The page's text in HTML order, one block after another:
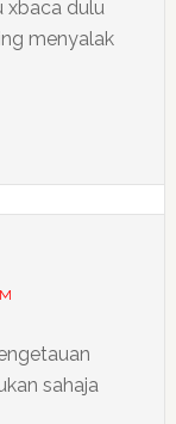
xbaca dulu
menyalak
sahaja